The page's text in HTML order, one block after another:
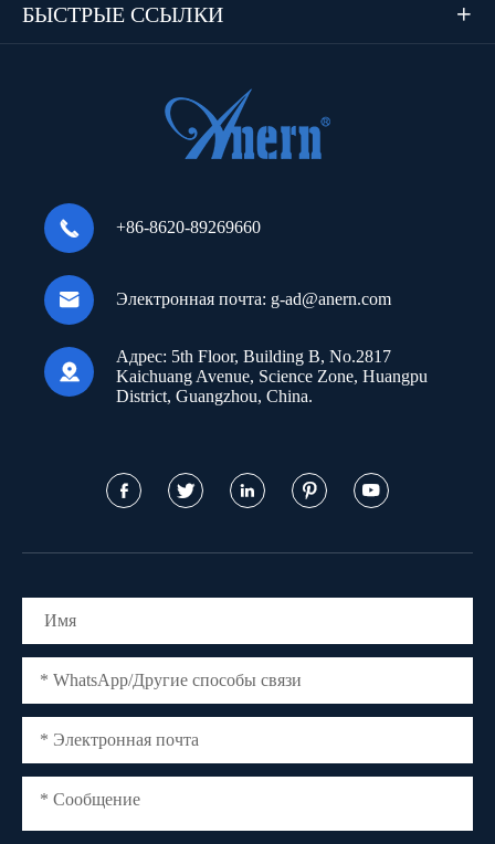
БЫСТРЫЕ ССЫЛКИ 
 +86-8620-89269660
 Электронная почта: g-ad@anern.com

Адрес: 5th Floor, Building B, No.2817
Kaichuang Avenue, Science Zone, Huangpu
District, Guangzhou, China.
    